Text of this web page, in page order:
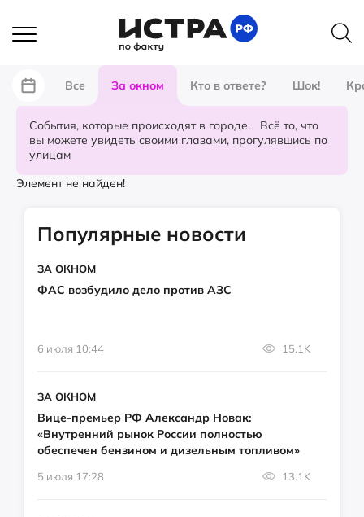
Все За окном Кто в ответе? Шок!
События, которые происходят в городе. Всё то, что
вы можете увидеть своими глазами, прогулявшись по
улицам
Элемент не найден!
Популярные новости
ЗА ОКНОМ
ФАС возбудило дело против АЗС
6 июля 10:44 15.1K
ЗА ОКНОМ
Вице-премьер РФ Александр Новак:
«Внутренний рынок России полностью
обеспечен бензином и дизельным топливом»
5 июля 17:28 13.1K